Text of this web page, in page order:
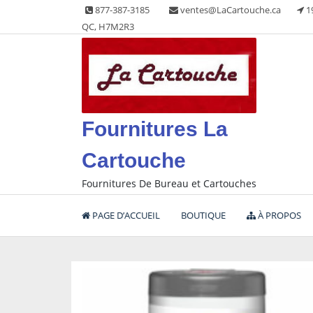
content
877-387-3185 ventes@LaCartouche.ca
QC, H7M2R3
Fournitures La
Cartouche
Fournitures De Bureau et Cartouches
PAGE D’ACCUEIL BOUTIQUE À PROPOS